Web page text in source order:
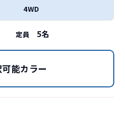
4WD
定員 5名
能カラー